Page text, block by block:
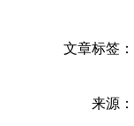
文章标签：
来源：